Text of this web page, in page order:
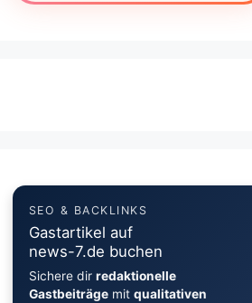
SEO & BACKLINKS
Gastartikel auf
news-7.de buchen
Sichere dir redaktionelle
Gastbeiträgemit qualitativen